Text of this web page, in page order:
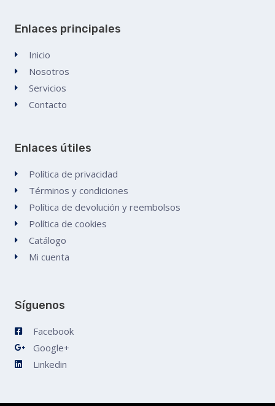
Enlaces principales
Inicio
Nosotros
Servicios
Contacto
Enlaces útiles
Política de privacidad
Términos y condiciones
Política de devolución y reembolsos
Política de cookies
Catálogo
Mi cuenta
Síguenos
Facebook
Google+
Linkedin